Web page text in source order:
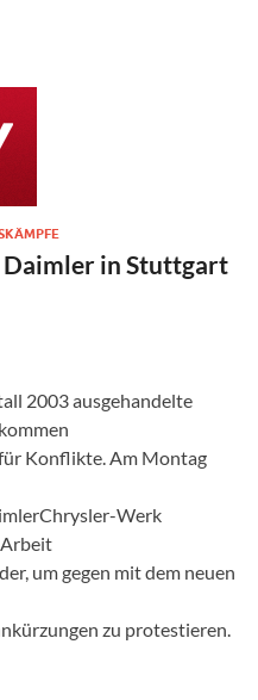
Daimler in Stuttgart
2003 ausgehandelte
Konflikte. Am Montag
Werk
um gegen mit dem neuen
zu protestieren.